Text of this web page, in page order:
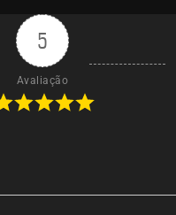
5
Avaliação